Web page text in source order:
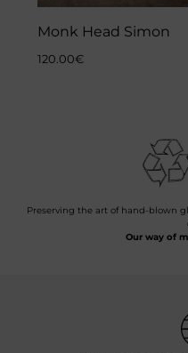
Monk Head Simon
120.00€
Preserving the art of hand-blown
Our way of